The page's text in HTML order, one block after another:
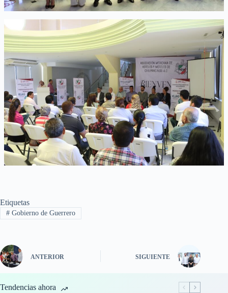
Etiquetas
#Gobierno de Guerrero
ANTERIOR SIGUIENTE
Tendencias ahora